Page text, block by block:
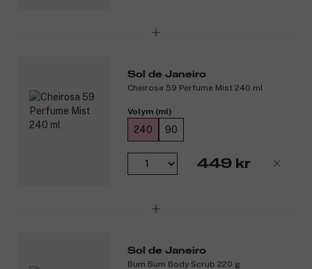
Sol de Janeiro
Cheirosa 59 Perfume Mist 240 ml
Volym (ml)
240 90
449 kr
Sol de Janeiro
Bum Bum Body Scrub 220 g